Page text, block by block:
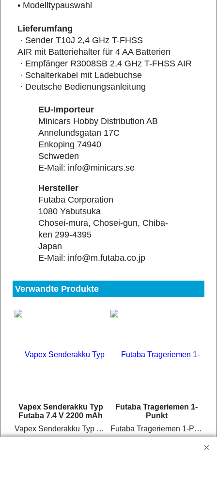
• Modelltypauswahl
Lieferumfang
· Sender T10J 2,4 GHz T-FHSS
AIR mit Batteriehalter für 4 AA Batterien
· Empfänger R3008SB 2,4 GHz T-FHSS AIR
· Schalterkabel mit Ladebuchse
· Deutsche Bedienungsanleitung
EU-Importeur
Minicars Hobby Distribution AB
Annelundsgatan 17C
Enkoping 74940
Schweden
E-Mail: info@minicars.se
Hersteller
Futaba Corporation
1080 Yabutsuka
Chosei-mura, Chosei-gun, Chiba-
ken 299-4395
Japan
E-Mail: info@m.futaba.co.jp
Verwandte Produkte
Vapex Senderakku Typ
Futaba 7.4 V 2200 mAh
Vapex Senderakku Typ Futaba 7.4 V 2200 mAh
Futaba Trageriemen 1-
Punkt
Futaba Trageriemen 1-Punkt